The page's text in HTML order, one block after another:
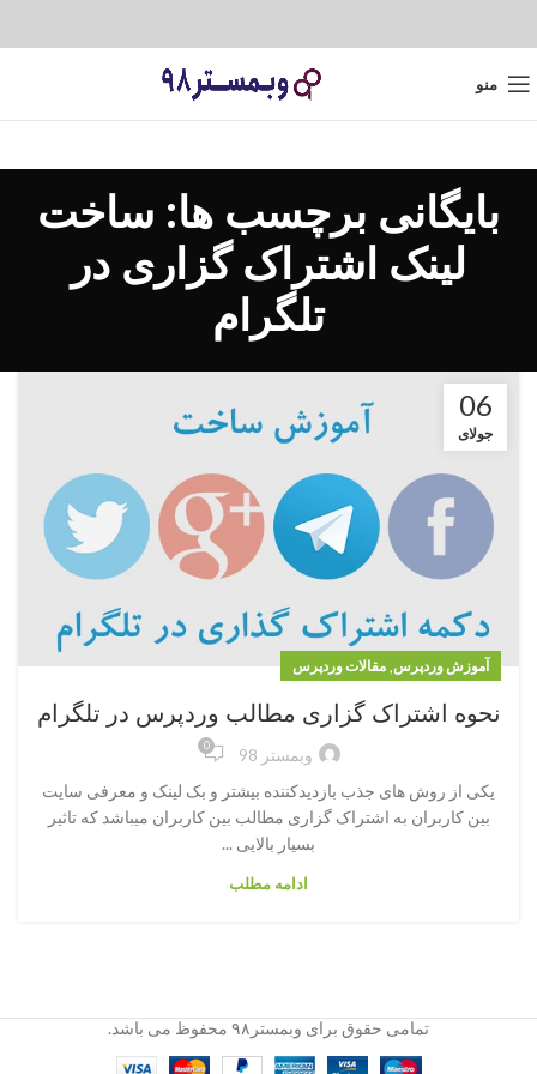
منو
بایگانی برچسب ها: ساخت
لینک اشتراک گزاری در
تلگرام
06
جولای
آموزش وردپرس, مقالات وردپرس
نحوه اشتراک گزاری مطالب وردپرس در تلگرام
وبمستر 98 0
یکی از روش های جذب بازدیدکننده بیشتر و بک لینک و معرفی سایت
بین کاربران به اشتراک گزاری مطالب بین کاربران میباشد که تاثیر
بسیار بالایی ...
ادامه مطلب
تمامی حقوق برای وبمستر۹۸ محفوظ می باشد.